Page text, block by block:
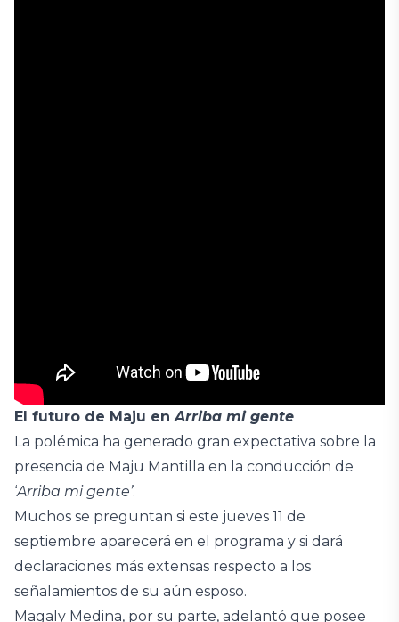
El futuro de Maju enArriba mi gente
La polémica ha generado gran expectativa sobre la
presencia de Maju Mantilla en la conducción de
‘Arriba mi gente’.
Muchos se preguntan si este jueves 11 de
septiembre aparecerá en el programa y si dará
declaraciones más extensas respecto a los
señalamientos de su aún esposo.
Magaly Medina, por su parte, adelantó que posee